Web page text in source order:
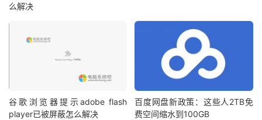
么解决
谷歌浏览器提示adobe flash
player已被屏蔽怎么解决
百度网盘新政策：这些人2TB免
费空间缩水到100GB